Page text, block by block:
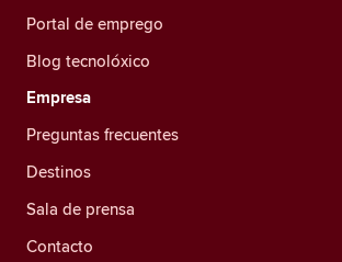
Portal de emprego
Blog tecnolóxico
Empresa
Preguntas frecuentes
Destinos
Sala de prensa
Contacto